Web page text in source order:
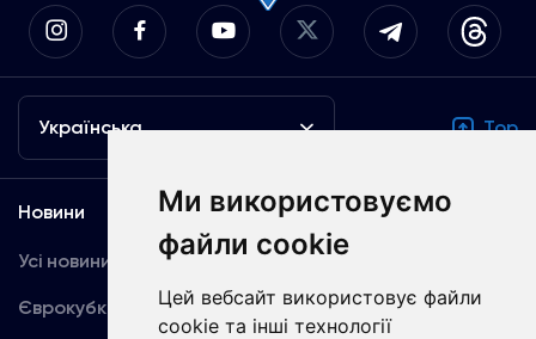
Ми використовуємо
файли cookie
Цей вебсайт використовує файли
cookie та інші технології
Українська Top
Новини
Усі новини
Єврокубки
Медіа
Динамо TV
Фотогалерея